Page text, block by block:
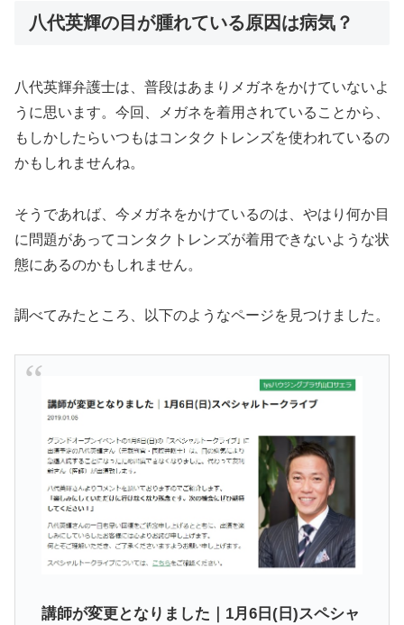
八代英輝の目が腫れている原因は病気？
八代英輝弁護士は、普段はあまりメガネをかけていないよ
うに思います。今回、メガネを着用されていることから、
もしかしたらいつもはコンタクトレンズを使われているの
かもしれませんね。
そうであれば、今メガネをかけているのは、やはり何か目
に問題があってコンタクトレンズが着用できないような状
態にあるのかもしれません。
調べてみたところ、以下のようなページを見つけました。
講師が変更となりました｜1月6日(日)スペシャ